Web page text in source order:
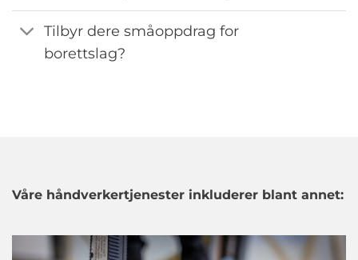
Tilbyr dere småoppdrag for
borettslag?
Våre håndverkertjenester inkluderer blant annet: